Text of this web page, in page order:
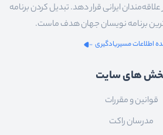
ایرانی قرار دهد. تبدیل کردن برنامه
برنامه نویسان جهان هدف ماست.
اطلاعات مسیریادگیری
های سایت
قوانین و مقررات
مدرسان راکت